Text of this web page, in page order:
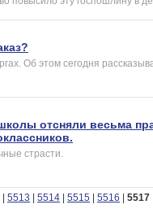
Об этом сегодня
отсняли весьма
страсти.
| 5513 | 5514 | 5515 | 5516 | 5517